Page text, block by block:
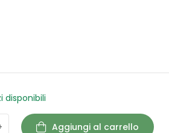
disponibili
Aggiungi al carrello